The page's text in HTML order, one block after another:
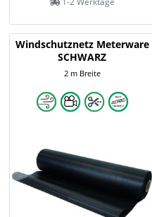
Windschutznetz Meterware
SCHWARZ
2 m Breite